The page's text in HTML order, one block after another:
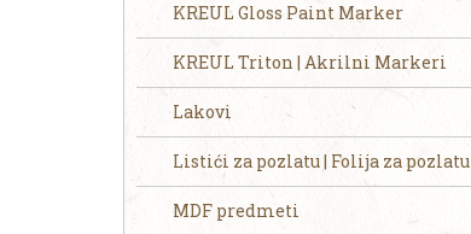
KREUL Gloss Paint Marker
KREUL Triton | Akrilni Markeri
Lakovi
Listići za pozlatu | Folija za pozlatu
MDF predmeti